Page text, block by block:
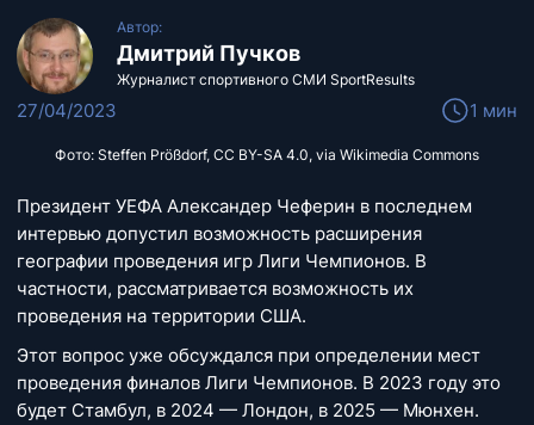
Автор:
Дмитрий Пучков
Журналист спортивного СМИ SportResults
27/04/2023 1 мин
Фото: Steffen Prößdorf, CC BY-SA 4.0, via Wikimedia Commons
Президент УЕФА Александер Чеферин в последнем
интервью допустил возможность расширения
географии проведения игр Лиги Чемпионов. В
частности, рассматривается возможность их
проведения на территории США.
Этот вопрос уже обсуждался при определении мест
проведения финалов Лиги Чемпионов. В 2023 году это
будет Стамбул, в 2024 — Лондон, в 2025 — Мюнхен.